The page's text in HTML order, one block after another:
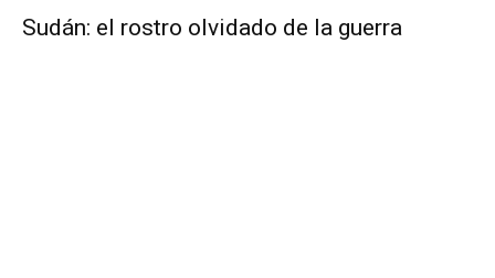
Sudán: el rostro olvidado de la guerra